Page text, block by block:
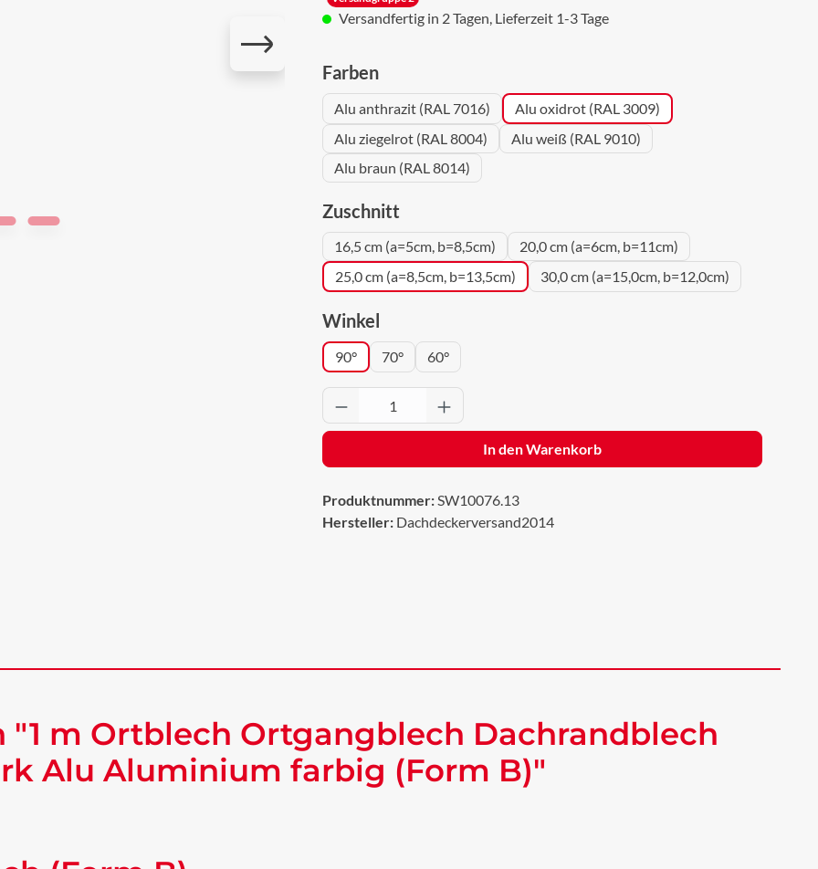
Versandfertig in 2 Tagen, Lieferzeit 1-3 Tage
Farbenauswählen
Alu anthrazit (RAL 7016)
Alu oxidrot (RAL 3009)
Alu ziegelrot (RAL 8004)
Alu weiß (RAL 9010)
Alu braun (RAL 8014)
Zuschnittauswählen
16,5 cm (a=5cm, b=8,5cm)
20,0 cm (a=6cm, b=11cm)
25,0 cm (a=8,5cm, b=13,5cm)
30,0 cm (a=15,0cm, b=12,0cm)
Winkelauswählen
90° 70° 60°
Produkt Anzahl: Gib den gewünschten Wert ein
In den Warenkorb
Produktnummer:SW10076.13
Hersteller: Dachdeckerversand2014
m Ortblech Ortgangblech Dachrandblech
Alu Aluminium farbig (Form B)"